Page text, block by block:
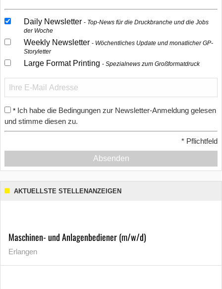
Daily Newsletter
Top-News für die Druckbranche und die Jobs
der Woche
Weekly Newsletter
Wöchentliches Update und monatlicher GP-
Storyletter
Large Format Printing Spezialnews zum Großformatdruck
* Ich habe die Bedingungen zur Newsletter-Anmeldung gelesen
und stimme diesen zu.
* Pflichtfeld
Absenden
AKTUELLSTE STELLENANZEIGEN
Maschinen- und Anlagenbediener (m/w/d)
Erlangen